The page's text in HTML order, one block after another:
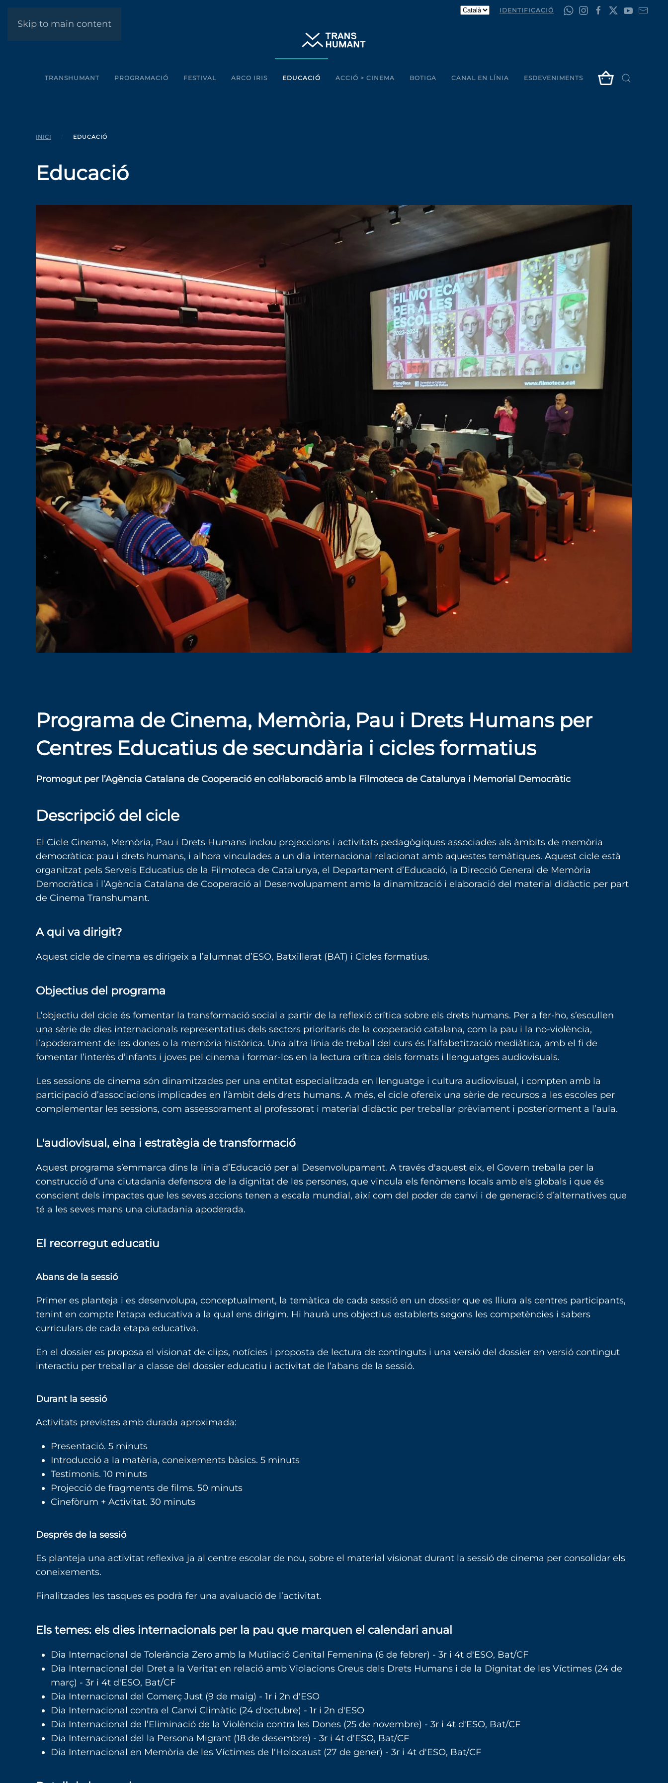
Skip to main content
IDENTIFICACIÓ
TRANSHUMANT PROGRAMACIÓ FESTIVAL ARCO IRIS EDUCACIÓ ACCIÓ > CINEMA BOTIGA CANAL EN LÍNIA ESDEVENIMENTS
INICI EDUCACIÓ
Educació
Programa de Cinema, Memòria, Pau i Drets Humans per
Centres Educatius de secundària i cicles formatius
Promogut per l’Agència Catalana de Cooperació en col·laboració amb la Filmoteca de Catalunya i Memorial Democràtic
Descripció del cicle
El Cicle Cinema, Memòria, Pau i Drets Humans inclou projeccions i activitats pedagògiques associades als àmbits de memòria
democràtica: pau i drets humans, i alhora vinculades a un dia internacional relacionat amb aquestes temàtiques. Aquest cicle està
organitzat pels Serveis Educatius de la Filmoteca de Catalunya, el Departament d’Educació, la Direcció General de Memòria
Democràtica i l’Agència Catalana de Cooperació al Desenvolupament amb la dinamització i elaboració del material didàctic per part
de Cinema Transhumant.
A qui va dirigit?
Aquest cicle de cinema es dirigeix a l’alumnat d’ESO, Batxillerat (BAT) i Cicles formatius.
Objectius del programa
L’objectiu del cicle és fomentar la transformació social a partir de la reflexió crítica sobre els drets humans. Per a fer-ho, s’escullen
una sèrie de dies internacionals representatius dels sectors prioritaris de la cooperació catalana, com la pau i la no-violència,
l’apoderament de les dones o la memòria històrica. Una altra línia de treball del curs és l’alfabetització mediàtica, amb el fi de
fomentar l’interès d’infants i joves pel cinema i formar-los en la lectura crítica dels formats i llenguatges audiovisuals.
Les sessions de cinema són dinamitzades per una entitat especialitzada en llenguatge i cultura audiovisual, i compten amb la
participació d’associacions implicades en l’àmbit dels drets humans. A més, el cicle ofereix una sèrie de recursos a les escoles per
complementar les sessions, com assessorament al professorat i material didàctic per treballar prèviament i posteriorment a l’aula.
L'audiovisual, eina i estratègia de transformació
Aquest programa s’emmarca dins la línia d’Educació per al Desenvolupament. A través d'aquest eix, el Govern treballa per la
construcció d’una ciutadania defensora de la dignitat de les persones, que vincula els fenòmens locals amb els globals i que és
conscient dels impactes que les seves accions tenen a escala mundial, així com del poder de canvi i de generació d’alternatives que
té a les seves mans una ciutadania apoderada.
El recorregut educatiu
Abans de la sessió
Primer es planteja i es desenvolupa, conceptualment, la temàtica de cada sessió en un dossier que es lliura als centres participants,
tenint en compte l’etapa educativa a la qual ens dirigim. Hi haurà uns objectius establerts segons les competències i sabers
curriculars de cada etapa educativa.
En el dossier es proposa el visionat de clips, notícies i proposta de lectura de continguts i una versió del dossier en versió contingut
interactiu per treballar a classe del dossier educatiu i activitat de l’abans de la sessió.
Durant la sessió
Activitats previstes amb durada aproximada:
Presentació. 5 minuts
Introducció a la matèria, coneixements bàsics. 5 minuts
Testimonis. 10 minuts
Projecció de fragments de films. 50 minuts
Cinefòrum + Activitat. 30 minuts
Després de la sessió
Es planteja una activitat reflexiva ja al centre escolar de nou, sobre el material visionat durant la sessió de cinema per consolidar els
coneixements.
Finalitzades les tasques es podrà fer una avaluació de l’activitat.
Els temes: els dies internacionals per la pau que marquen el calendari anual
Dia Internacional de Tolerància Zero amb la Mutilació Genital Femenina (6 de febrer) - 3r i 4t d'ESO, Bat/CF
Dia Internacional del Dret a la Veritat en relació amb Violacions Greus dels Drets Humans i de la Dignitat de les Víctimes (24 de
març) - 3r i 4t d'ESO, Bat/CF
Dia Internacional del Comerç Just (9 de maig) - 1r i 2n d'ESO
Dia Internacional contra el Canvi Climàtic (24 d'octubre) - 1r i 2n d'ESO
Dia Internacional de l’Eliminació de la Violència contra les Dones (25 de novembre) - 3r i 4t d'ESO, Bat/CF
Dia Internacional del la Persona Migrant (18 de desembre) - 3r i 4t d'ESO, Bat/CF
Dia Internacional en Memòria de les Víctimes de l'Holocaust (27 de gener) - 3r i 4t d'ESO, Bat/CF